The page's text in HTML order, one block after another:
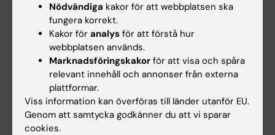
Kalender
Schema
Studentmejlen
Nödvändiga kakor för att webbplatsen ska
fungera korrekt.
Kakor för analys för att förstå hur
webbplatsen används.
Marknadsföringskakor för att visa och spåra
relevant innehåll och annonser från externa
plattformar.
Viss information kan överföras till länder utanför EU.
Genom att samtycka godkänner du att vi sparar
cookies.